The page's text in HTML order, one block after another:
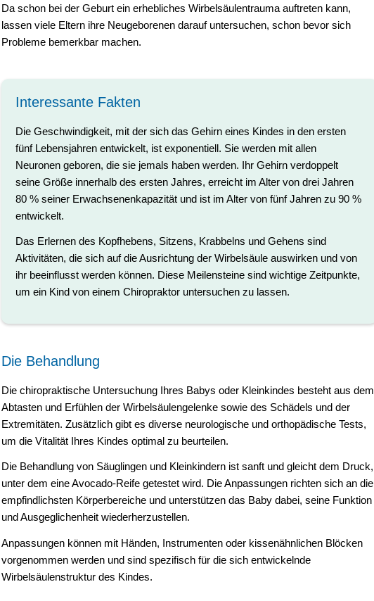
Da schon bei der Geburt ein erhebliches Wirbelsäulentrauma auftreten kann,
lassen viele Eltern ihre Neugeborenen darauf untersuchen, schon bevor sich
Probleme bemerkbar machen.
Interessante Fakten
Die Geschwindigkeit, mit der sich das Gehirn eines Kindes in den ersten
fünf Lebensjahren entwickelt, ist exponentiell. Sie werden mit allen
Neuronen geboren, die sie jemals haben werden. Ihr Gehirn verdoppelt
seine Größe innerhalb des ersten Jahres, erreicht im Alter von drei Jahren
80 % seiner Erwachsenenkapazität und ist im Alter von fünf Jahren zu 90 %
entwickelt.
Das Erlernen des Kopfhebens, Sitzens, Krabbelns und Gehens sind
Aktivitäten, die sich auf die Ausrichtung der Wirbelsäule auswirken und von
ihr beeinflusst werden können. Diese Meilensteine sind wichtige Zeitpunkte,
um ein Kind von einem Chiropraktor untersuchen zu lassen.
Die Behandlung
Die chiropraktische Untersuchung Ihres Babys oder Kleinkindes besteht aus dem
Abtasten und Erfühlen der Wirbelsäulengelenke sowie des Schädels und der
Extremitäten. Zusätzlich gibt es diverse neurologische und orthopädische Tests,
um die Vitalität Ihres Kindes optimal zu beurteilen.
Die Behandlung von Säuglingen und Kleinkindern ist sanft und gleicht dem Druck,
unter dem eine Avocado-Reife getestet wird. Die Anpassungen richten sich an die
empfindlichsten Körperbereiche und unterstützen das Baby dabei, seine Funktion
und Ausgeglichenheit wiederherzustellen.
Anpassungen können mit Händen, Instrumenten oder kissenähnlichen Blöcken
vorgenommen werden und sind spezifisch für die sich entwickelnde
Wirbelsäulenstruktur des Kindes.